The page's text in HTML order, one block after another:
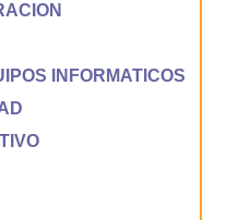
INFORMATICOS